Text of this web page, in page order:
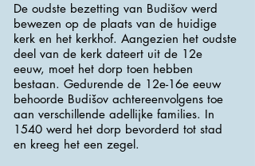
De oudste bezetting van Budišov werd
bewezen op de plaats van de huidige
kerk en het kerkhof. Aangezien het oudste
deel van de kerk dateert uit de 12e
eeuw, moet het dorp toen hebben
bestaan. Gedurende de 12e-16e eeuw
behoorde Budišov achtereenvolgens toe
aan verschillende adellijke families. In
1540 werd het dorp bevorderd tot stad
en kreeg het een zegel.